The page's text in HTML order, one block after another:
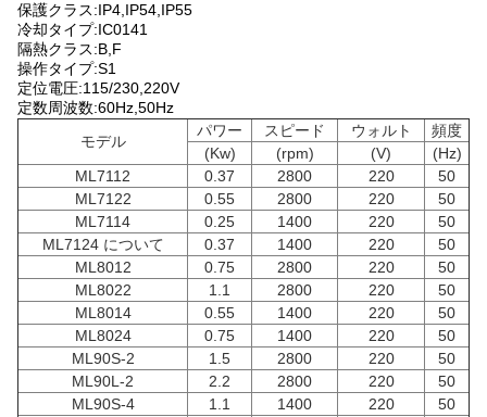
保護クラス:IP4,IP54,IP55
冷却タイプ:IC0141
隔熱クラス:B,F
操作タイプ:S1
定位電圧:115/230,220V
定数周波数:60Hz,50Hz
モデル
パワー スピード ウォルト
頻度
(Kw)
(rpm) (V)
(Hz)
ML7112
0.37 2800 220
50
ML7122
0.55 2800 220
50
ML7114
0.25 1400 220
50
ML7124 について
0.37 1400 220
50
ML8012
0.75 2800 220
50
ML8022
1.1 2800 220
50
ML8014
0.55 1400 220
50
ML8024
0.75 1400 220
50
ML90S-2
1.5 2800 220
50
ML90L-2
2.2 2800 220
50
ML90S-4
1.1 1400 220
50